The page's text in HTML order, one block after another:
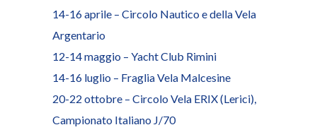
14-16 aprile – Circolo Nautico e della Vela
Argentario
12-14 maggio – Yacht Club Rimini
14-16 luglio – Fraglia Vela Malcesine
20-22 ottobre – Circolo Vela ERIX (Lerici),
Campionato Italiano J/70